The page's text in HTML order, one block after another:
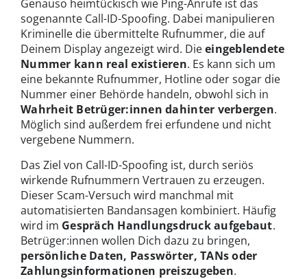
Genauso heimtückisch wie Ping-Anrufe ist das
sogenannte Call-ID-Spoofing. Dabei manipulieren
Kriminelle die übermittelte Rufnummer, die auf
Deinem Display angezeigt wird. Dieeingeblendete
Nummer kann real existieren. Es kann sich um
eine bekannte Rufnummer, Hotline oder sogar die
Nummer einer Behörde handeln, obwohl sich in
Wahrheit Betrüger:innen dahinter verbergen.
Möglich sind außerdem frei erfundene und nicht
vergebene Nummern.
Das Ziel von Call-ID-Spoofing ist, durch seriös
wirkende Rufnummern Vertrauen zu erzeugen.
Dieser Scam-Versuch wird manchmal mit
automatisierten Bandansagen kombiniert. Häufig
wird im Gespräch Handlungsdruck aufgebaut.
Betrüger:innen wollen Dich dazu zu bringen,
persönliche Daten, Passwörter, TANs oder
Zahlungsinformationen preiszugeben.